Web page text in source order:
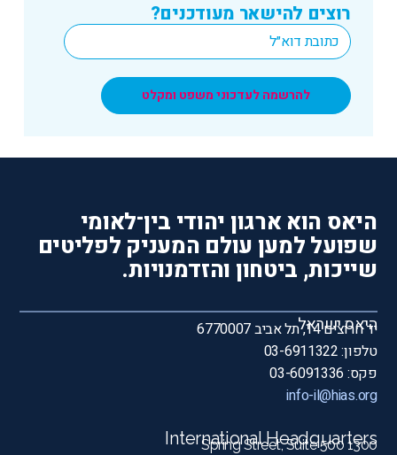
רוצים להישאר מעודכנים?
Email
*
להרשמה לעדכוני משפט ומקלט
היאס הוא ארגון יהודי בין־לאומי
שפועל למען עולם המעניק לפליטים
שייכות, ביטחון והזדמנויות.
היאס ישראל
יד חרוצים 14, תל אביב 6770007
טלפון: 03-6911322
פקס: 03-6091336
info-il@hias.org
International Headquarters
1300 Spring Street, Suite 500